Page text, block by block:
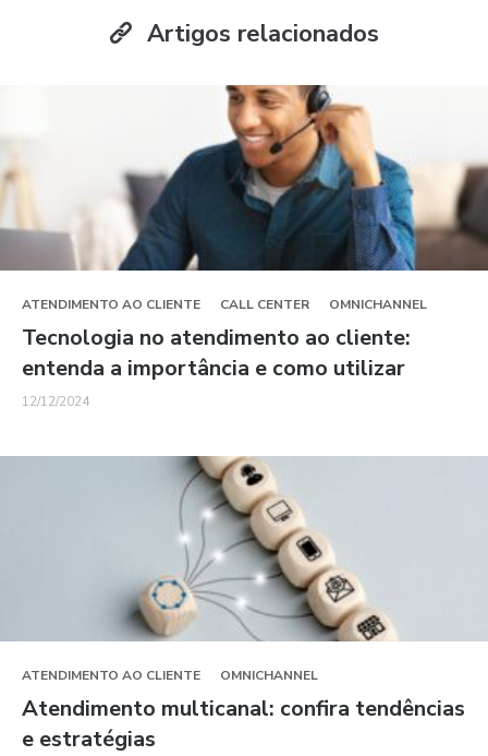
Artigos relacionados
ATENDIMENTO AO CLIENTE CALL CENTER OMNICHANNEL
Tecnologia no atendimento ao cliente:
entenda a importância e como utilizar
12/12/2024
ATENDIMENTO AO CLIENTE OMNICHANNEL
Atendimento multicanal: confira tendências
e estratégias